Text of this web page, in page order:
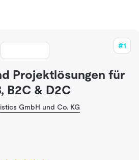
#1
Projektlösungen für
B2C & D2C
GmbH und Co. KG